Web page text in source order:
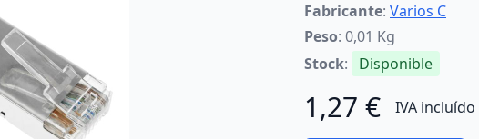
Fabricante: Varios C
Peso: 0,01 Kg
Stock: Disponible
1,27 € IVA incluído